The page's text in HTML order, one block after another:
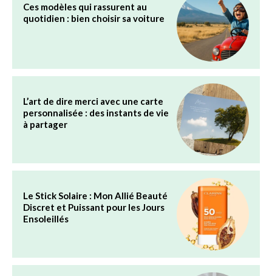
Ces modèles qui rassurent au
quotidien : bien choisir sa voiture
L’art de dire merci avec une carte
personnalisée : des instants de vie
à partager
Le Stick Solaire : Mon Allié Beauté
Discret et Puissant pour les Jours
Ensoleillés